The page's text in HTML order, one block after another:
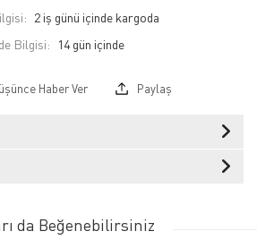
2 iş günü içinde kargoda
Bilgisi:
Haber Ver Paylaş
da Beğenebilirsiniz